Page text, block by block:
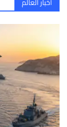
تقارير
دقيقة
مستندة
إلى
التحليل
العميق
والتحقق
الفوري
من
أخبار العالم